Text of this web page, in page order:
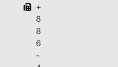
+
8
8
6
-